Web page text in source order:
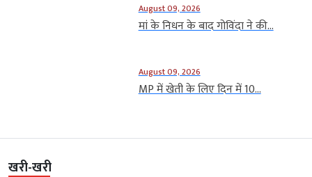
August 09, 2026
मां के निधन के बाद गोविंदा ने की...
August 09, 2026
MP में खेती के लिए दिन में 10...
खरी-खरी